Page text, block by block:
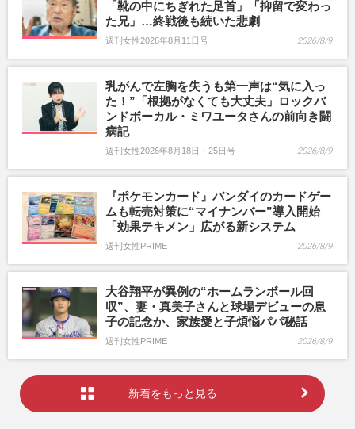
「靴の中にちぎれた足首」「抑留で変わっ
た兄」…終戦後も続いた悲劇
週刊女性2026年8月11日号 2026/8/9
乳がんで左胸を失うも第一声は“気に入っ
た！”「根拠がなくても大丈夫」ロックバ
ンドボーカル・ミワユータさんの前向き闘
病記
週刊女性2026年8月18日・25日号 2026/8/9
『ポケモンカード』バンダイのカードゲー
ムも転売対策に“マイナンバー”導入開始
「効果テキメン」広がる新システム
週刊女性PRIME 2026/8/9
大谷翔平が異例の“ホームランボール回
収”、妻・真美子さんと球場デビューの息
子の記念か、家族愛と子煩悩パパ秘話
週刊女性PRIME 2026/8/9
新着をもっと見る